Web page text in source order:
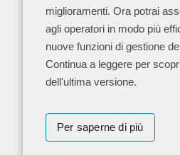
miglioramenti. Ora potrai
agli operatori in modo più
nuove funzioni di gestione
Continua a leggere per
dell'ultima versione.
Per saperne di più